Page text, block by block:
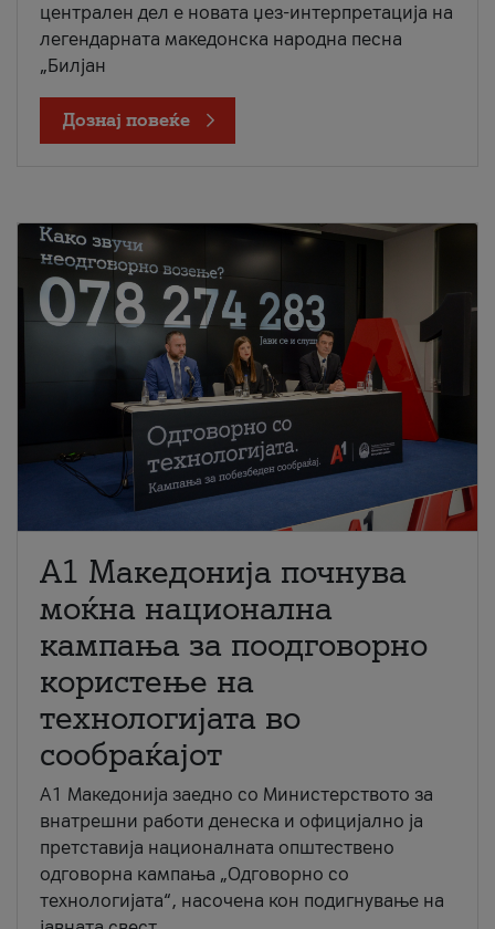
централен дел е новата џез-интерпретација на
легендарната македонска народна песна
„Билјан
Дознај повеќе
A1 Македонија почнува
моќна национална
кампања за поодговорно
користење на
технологијата во
сообраќајот
A1 Македонија заедно со Министерството за
внатрешни работи денеска и официјално ја
претставија националната општествено
одговорна кампања „Одговорно со
технологијата“, насочена кон подигнување на